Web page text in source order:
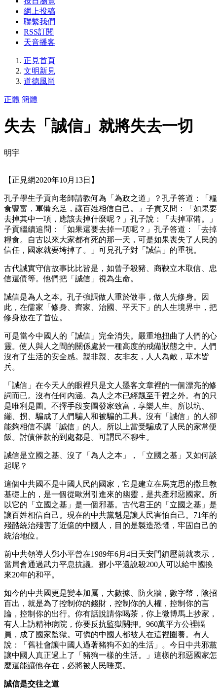
網上投稿
聯繫我們
RSS訂閱
天音播客
正見首頁
文明新見
道德風尚
正體 簡體
失去「誠信」就將失去一切
明宇
【正見網2020年10月13日】
孔子學生子貢向老師請教何為「為政之道」？孔子答道：「糧
食豐富，軍備充足，讓百姓相信自己。」子貢又問：「如果要
去掉其中一項，應該去掉什麼呢？」孔子說：「去掉軍備。」
子貢繼續追問：「如果還要去掉一項呢？」孔子答道：「去掉
糧食。自古以來大家都有死的那一天，可是如果喪失了人民的
信任，國家就要垮掉了。」可見孔子對「誠信」的重視。
古代誠實守信故事比比皆是，如曾子殺豬、商鞅立木取信、忠
信還債等。他們把「誠信」視為生命。
誠信是為人之本。孔子強調做人重於做事，做人先修身。因
此，在儒家「修身、齊家、治國、平天下」的人生境界中，把
修身放在了首位。
可是當今中國人的「誠信」完全消失。嚴重地扭曲了人們的心
靈。使人與人之間的關係處於一種高度的戒備狀態之中。人們
沒有了生活的安全感。親非親、友非友，人人為敵，草木皆
兵。
「誠信」在今天人的眼裡只是文人墨客文章裡的一個漂亮的修
詞而已。沒有任何內涵。為人之本已經飄至千裡之外。有的只
是唯利是圖。不擇手段妄圖發家致富，享樂人生。所以坑、
繃、拐、騙成了人們騙人和被騙的工具。沒有「誠信」的人卻
能夠相信不講「誠信」的人。所以上當受騙成了人民的家常便
飯。討債催款的到處都是。可謂民不聊生。
誠信是立國之基、沒了「為人之本」，「立國之基」又如何談
起呢？
這個中共國不是中國人民的國家，它是建立在馬克思的撒旦教
基礎上的，是一個從歐洲引進來的幽靈，是共產邪惡國家。所
以它的「立國之基」是一個邪基。古代君王的「立國之基」是
讓百姓相信自己。現在的中共黨魁是讓人民害怕自己。71年的
殘酷統治殘害了近億的中國人，目的是製造恐懼，牢固自己的
統治地位。
前中共領導人鄧小平曾在1989年6月4日天安門鎮壓前就表示，
當局會通過武力平息抗議。鄧小平還說殺200人可以給中國換
來20年的和平。
如今的中共國更是變本加厲，大數據、防火牆，數字幣，陰招
百出，就是為了控制你的錢財，控制你的人權，控制你的言
論，控制你的出行。你有話說請你喝茶，你上微博馬上抄家，
有人上訪精神病院，你要反抗監獄關押。960萬平方公裡幅
員，成了國家監獄。可憐的中國人都被人在這裡圈養。有人
說：「舊社會讓中國人過著豬狗不如的生活」。今日中共邪黨
讓中國人真正過上了「豬狗一樣的生活。」這樣的邪惡國家怎
麼還能讓他存在，必將被人民唾棄。
誠信是交往之道